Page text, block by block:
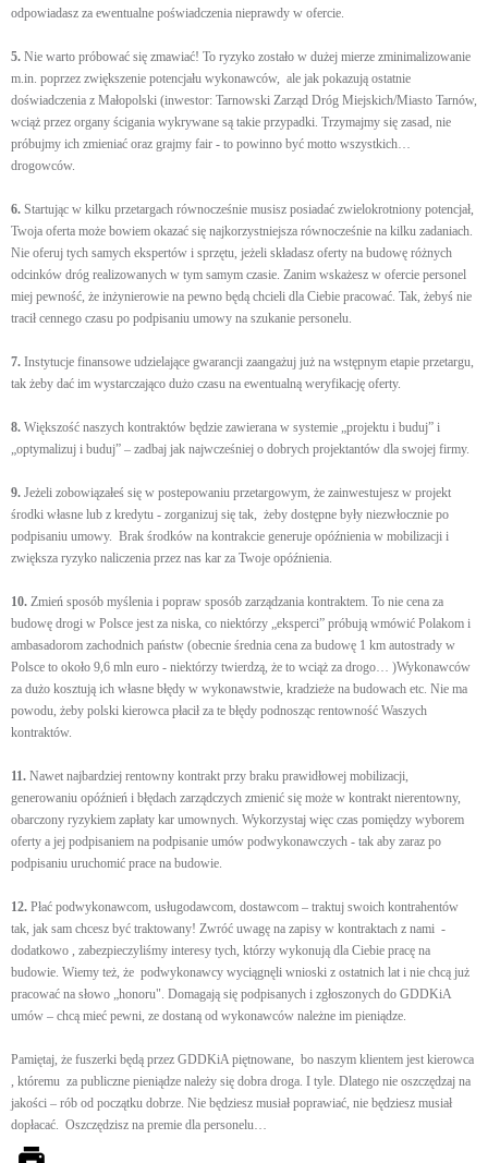
odpowiadasz za ewentualne poświadczenia nieprawdy w ofercie.
5. Nie warto próbować się zmawiać! To ryzyko zostało w dużej mierze zminimalizowanie
m.in. poprzez zwiększenie potencjału wykonawców, ale jak pokazują ostatnie
doświadczenia z Małopolski (inwestor: Tarnowski Zarząd Dróg Miejskich/Miasto Tarnów,
wciąż przez organy ścigania wykrywane są takie przypadki. Trzymajmy się zasad, nie
próbujmy ich zmieniać oraz grajmy fair - to powinno być motto wszystkich…
drogowców.
6. Startując w kilku przetargach równocześnie musisz posiadać zwielokrotniony potencjał,
Twoja oferta może bowiem okazać się najkorzystniejsza równocześnie na kilku zadaniach.
Nie oferuj tych samych ekspertów i sprzętu, jeżeli składasz oferty na budowę różnych
odcinków dróg realizowanych w tym samym czasie. Zanim wskażesz w ofercie personel
miej pewność, że inżynierowie na pewno będą chcieli dla Ciebie pracować. Tak, żebyś nie
tracił cennego czasu po podpisaniu umowy na szukanie personelu.
7. Instytucje finansowe udzielające gwarancji zaangażuj już na wstępnym etapie przetargu,
tak żeby dać im wystarczająco dużo czasu na ewentualną weryfikację oferty.
8. Większość naszych kontraktów będzie zawierana w systemie „projektu i buduj” i
„optymalizuj i buduj” – zadbaj jak najwcześniej o dobrych projektantów dla swojej firmy.
9. Jeżeli zobowiązałeś się w postepowaniu przetargowym, że zainwestujesz w projekt
środki własne lub z kredytu - zorganizuj się tak, żeby dostępne były niezwłocznie po
podpisaniu umowy. Brak środków na kontrakcie generuje opóźnienia w mobilizacji i
zwiększa ryzyko naliczenia przez nas kar za Twoje opóźnienia.
10. Zmień sposób myślenia i popraw sposób zarządzania kontraktem. To nie cena za
budowę drogi w Polsce jest za niska, co niektórzy „eksperci” próbują wmówić Polakom i
ambasadorom zachodnich państw (obecnie średnia cena za budowę 1 km autostrady w
Polsce to około 9,6 mln euro - niektórzy twierdzą, że to wciąż za drogo… )Wykonawców
za dużo kosztują ich własne błędy w wykonawstwie, kradzieże na budowach etc. Nie ma
powodu, żeby polski kierowca płacił za te błędy podnosząc rentowność Waszych
kontraktów.
11. Nawet najbardziej rentowny kontrakt przy braku prawidłowej mobilizacji,
generowaniu opóźnień i błędach zarządczych zmienić się może w kontrakt nierentowny,
obarczony ryzykiem zapłaty kar umownych. Wykorzystaj więc czas pomiędzy wyborem
oferty a jej podpisaniem na podpisanie umów podwykonawczych - tak aby zaraz po
podpisaniu uruchomić prace na budowie.
12. Płać podwykonawcom, usługodawcom, dostawcom – traktuj swoich kontrahentów
tak, jak sam chcesz być traktowany! Zwróć uwagę na zapisy w kontraktach z nami -
dodatkowo , zabezpieczyliśmy interesy tych, którzy wykonują dla Ciebie pracę na
budowie. Wiemy też, że podwykonawcy wyciągnęli wnioski z ostatnich lat i nie chcą już
pracować na słowo „honoru". Domagają się podpisanych i zgłoszonych do GDDKiA
umów – chcą mieć pewni, ze dostaną od wykonawców należne im pieniądze.
Pamiętaj, że fuszerki będą przez GDDKiA piętnowane, bo naszym klientem jest kierowca
, któremu za publiczne pieniądze należy się dobra droga. I tyle. Dlatego nie oszczędzaj na
jakości – rób od początku dobrze. Nie będziesz musiał poprawiać, nie będziesz musiał
dopłacać. Oszczędzisz na premie dla personelu…